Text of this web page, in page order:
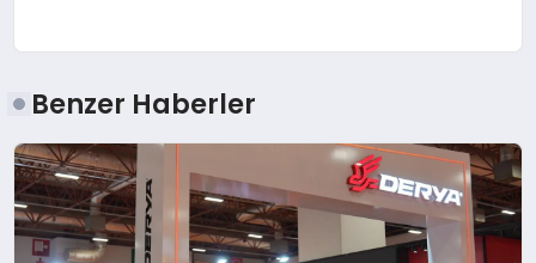
Benzer Haberler